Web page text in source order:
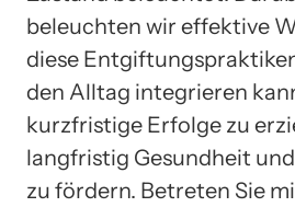
beleuchten wir effektive
diese
den Alltag integrieren
kurzfristige Erfolge zu
langfristig Gesundheit
zu fördern. Betreten Sie